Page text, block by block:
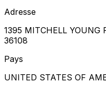
Adresse
1395 MITCHELL YOUNG
36108
Pays
UNITED STATES OF